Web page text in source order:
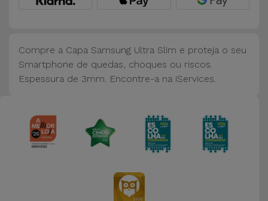
de
Computador
Tablet
Compre a Capa Samsung Ultra Slim e proteja o seu
Smartphone de quedas, choques ou riscos.
Espessura de 3mm. Encontre-a na iServices.